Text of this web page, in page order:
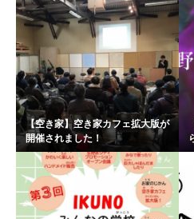
【空き家】空き家カフェ拡大版が
開催されました！